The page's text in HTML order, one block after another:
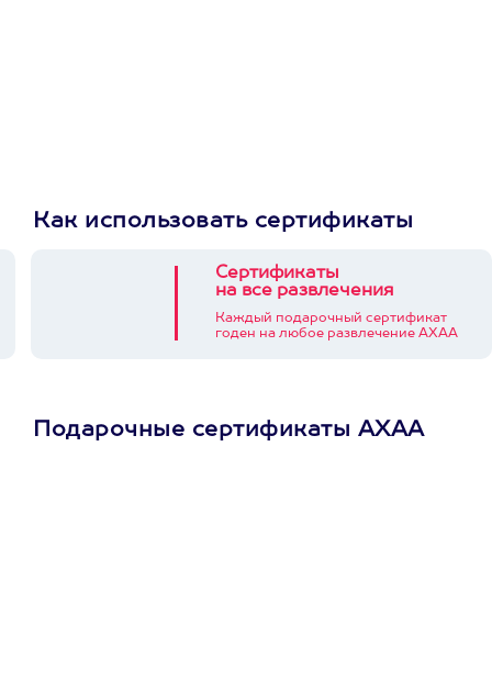
Как использовать сертификаты
Сертификаты
на все развлечения
Каждый подарочный сертификат
годен на любое развлечение АХАА
Подарочные сертификаты АХАА